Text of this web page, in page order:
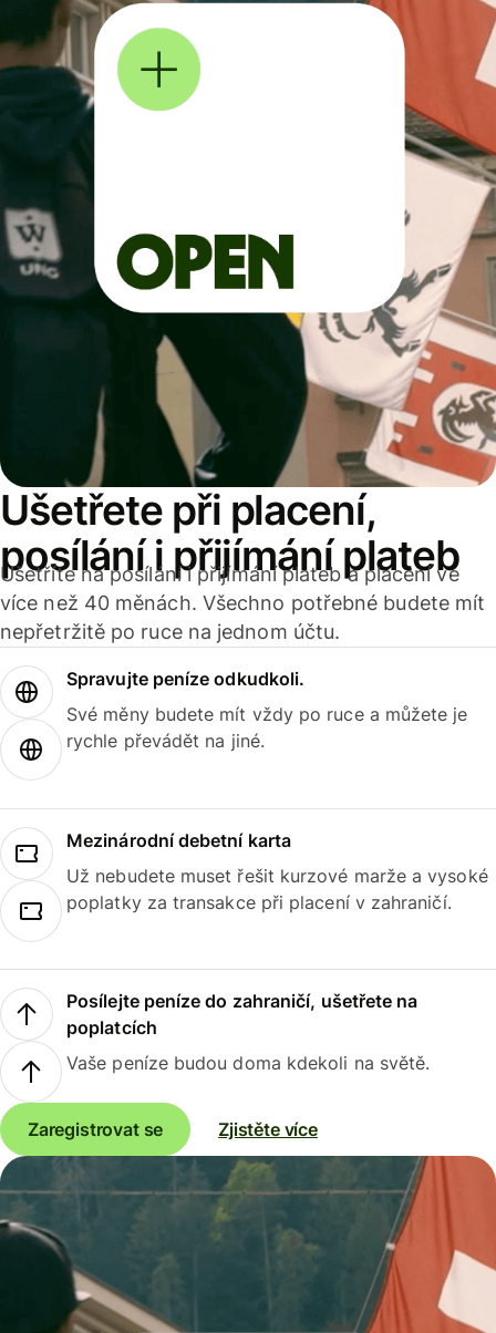
Ušetřete při placení,
posílání i přijímání plateb
Ušetříte na posílání i přijímání plateb a placení ve
více než 40 měnách. Všechno potřebné budete mít
nepřetržitě po ruce na jednom účtu.
Spravujte peníze odkudkoli.
Své měny budete mít vždy po ruce a můžete je
rychle převádět na jiné.
Mezinárodní debetní karta
Už nebudete muset řešit kurzové marže a vysoké
poplatky za transakce při placení v zahraničí.
Posílejte peníze do zahraničí, ušetřete na
poplatcích
Vaše peníze budou doma kdekoli na světě.
Zaregistrovat se Zjistěte více